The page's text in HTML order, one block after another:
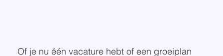
Of je nu één vacature hebt of een groeiplan